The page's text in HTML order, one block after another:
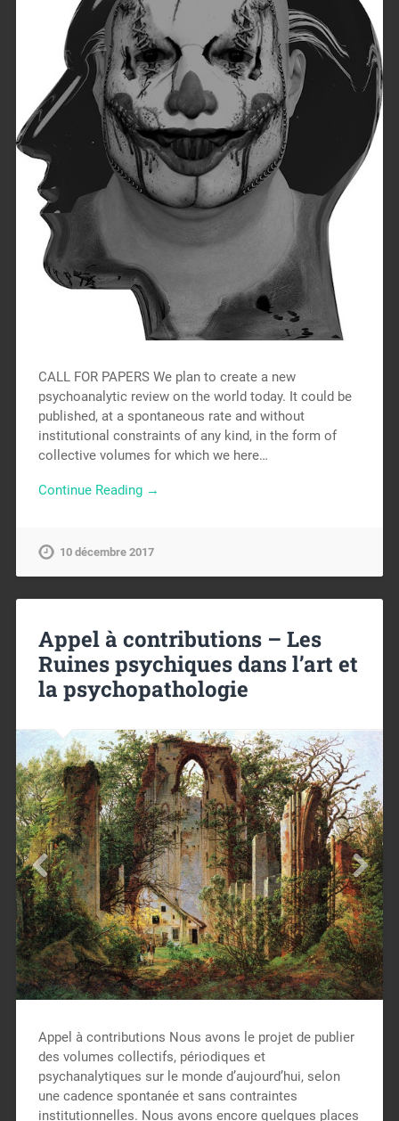
CALL FOR PAPERS We plan to create a new
psychoanalytic review on the world today. It could be
published, at a spontaneous rate and without
institutional constraints of any kind, in the form of
collective volumes for which we here…
Continue Reading →
10 décembre 2017
Appel à contributions – Les
Ruines psychiques dans l’art et
la psychopathologie
Appel à contributions Nous avons le projet de publier
des volumes collectifs, périodiques et
psychanalytiques sur le monde d’aujourd’hui, selon
une cadence spontanée et sans contraintes
institutionnelles. Nous avons encore quelques places